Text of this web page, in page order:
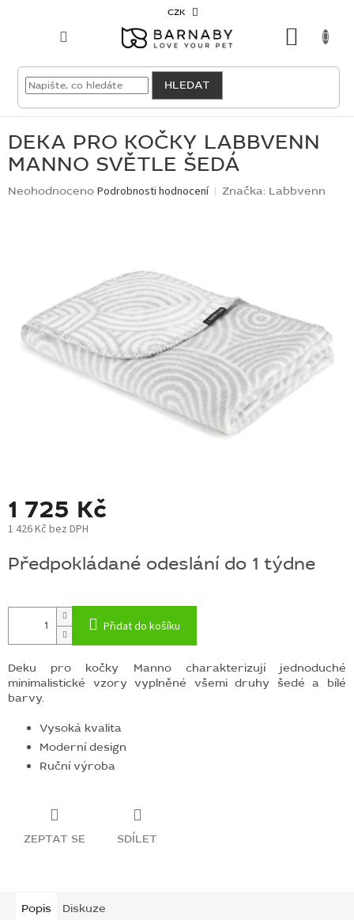
CZK
HLEDAT
VELKOODBĚRATEL
PSY
KOČKY
OUTLET
SKLADOVKY
KONTAKTY
DEKA PRO KOČKY LABBVENN
MANNO SVĚTLE ŠEDÁ
Průměrné
Neohodnoceno Podrobnosti hodnocení Značka: Labbvenn
1 725 Kč
1 426 Kč bez DPH
cena:
Předpokládané odeslání do 1 týdne
Přidat do košíku
Deku pro kočky Manno charakterizují jednoduché
minimalistické vzory vyplněné všemi druhy šedé a bílé
barvy.
Vysoká kvalita
Moderní design
Ruční výroba
ZEPTAT SE SDÍLET
Popis Diskuze